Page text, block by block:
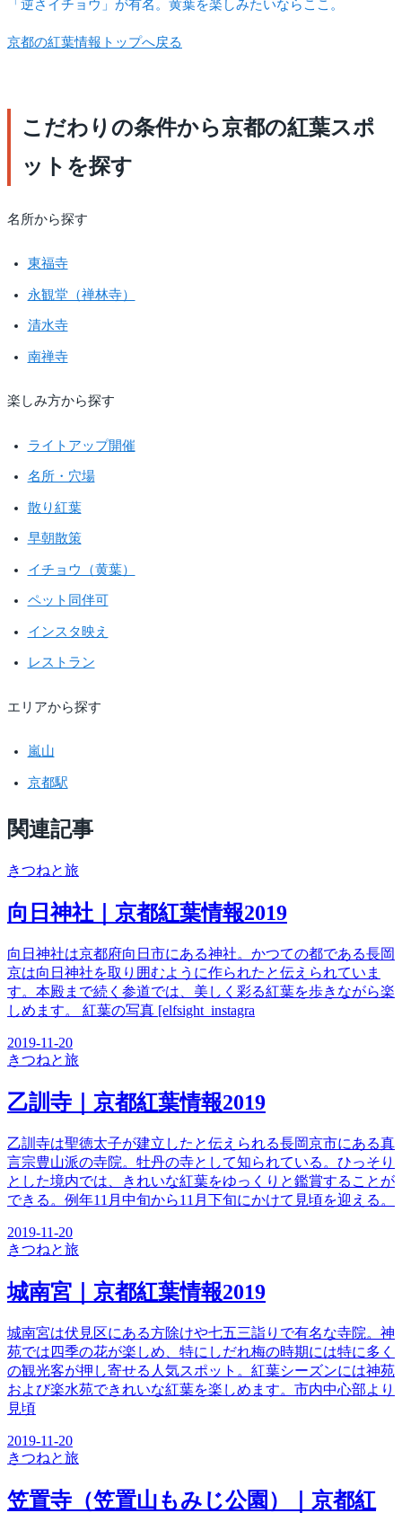
「逆さイチョウ」が有名。黄葉を楽しみたいならここ。
京都の紅葉情報トップへ戻る
こだわりの条件から京都の紅葉スポ
ットを探す
名所から探す
東福寺
永観堂（禅林寺）
清水寺
南禅寺
楽しみ方から探す
ライトアップ開催
名所・穴場
散り紅葉
早朝散策
イチョウ（黄葉）
ペット同伴可
インスタ映え
レストラン
エリアから探す
嵐山
京都駅
関連記事
きつねと旅
向日神社｜京都紅葉情報2019
向日神社は京都府向日市にある神社。かつての都である長岡
京は向日神社を取り囲むように作られたと伝えられていま
す。本殿まで続く参道では、美しく彩る紅葉を歩きながら楽
しめます。 紅葉の写真 [elfsight_instagra
2019-11-20
きつねと旅
乙訓寺｜京都紅葉情報2019
乙訓寺は聖徳太子が建立したと伝えられる長岡京市にある真
言宗豊山派の寺院。牡丹の寺として知られている。ひっそり
とした境内では、きれいな紅葉をゆっくりと鑑賞することが
できる。例年11月中旬から11月下旬にかけて見頃を迎える。
2019-11-20
きつねと旅
城南宮｜京都紅葉情報2019
城南宮は伏見区にある方除けや七五三詣りで有名な寺院。神
苑では四季の花が楽しめ、特にしだれ梅の時期には特に多く
の観光客が押し寄せる人気スポット。紅葉シーズンには神苑
および楽水苑できれいな紅葉を楽しめます。市内中心部より
見頃
2019-11-20
きつねと旅
笠置寺（笠置山もみじ公園）｜京都紅